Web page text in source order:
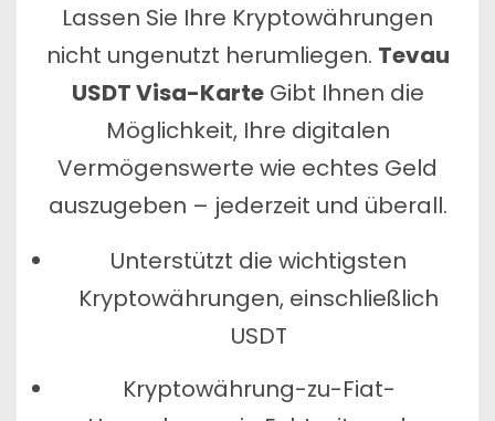
Lassen Sie Ihre Kryptowährungen
nicht ungenutzt herumliegen. Tevau
USDT Visa-KarteGibt Ihnen die
Möglichkeit, Ihre digitalen
Vermögenswerte wie echtes Geld
auszugeben – jederzeit und überall.
Unterstützt die wichtigsten
Kryptowährungen, einschließlich
USDT
Kryptowährung-zu-Fiat-